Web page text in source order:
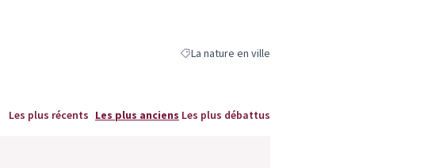
Filtrer les résultats de la catégorie : La nature en ville
La nature en ville
Les plus récents Les plus anciens Les plus débattus